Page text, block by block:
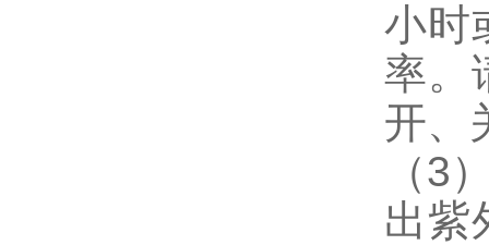
小时
率。
开、
（3
出紫